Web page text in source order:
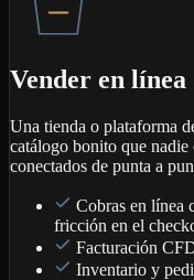
Vender en línea
Una tienda o plataforma
catálogo bonito que
conectados de punta a
Cobras en línea
fricción en el
Facturación
Inventario y